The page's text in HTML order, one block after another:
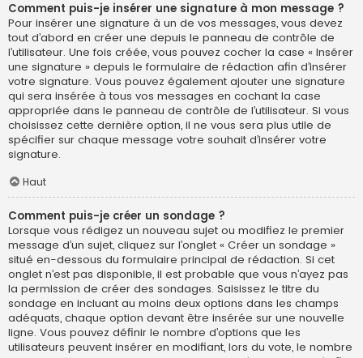
Comment puis-je insérer une signature à mon message ?
Pour insérer une signature à un de vos messages, vous devez
tout d’abord en créer une depuis le panneau de contrôle de
l’utilisateur. Une fois créée, vous pouvez cocher la case « Insérer
une signature » depuis le formulaire de rédaction afin d’insérer
votre signature. Vous pouvez également ajouter une signature
qui sera insérée à tous vos messages en cochant la case
appropriée dans le panneau de contrôle de l’utilisateur. Si vous
choisissez cette dernière option, il ne vous sera plus utile de
spécifier sur chaque message votre souhait d’insérer votre
signature.
Haut
Comment puis-je créer un sondage ?
Lorsque vous rédigez un nouveau sujet ou modifiez le premier
message d’un sujet, cliquez sur l’onglet « Créer un sondage »
situé en-dessous du formulaire principal de rédaction. Si cet
onglet n’est pas disponible, il est probable que vous n’ayez pas
la permission de créer des sondages. Saisissez le titre du
sondage en incluant au moins deux options dans les champs
adéquats, chaque option devant être insérée sur une nouvelle
ligne. Vous pouvez définir le nombre d’options que les
utilisateurs peuvent insérer en modifiant, lors du vote, le nombre